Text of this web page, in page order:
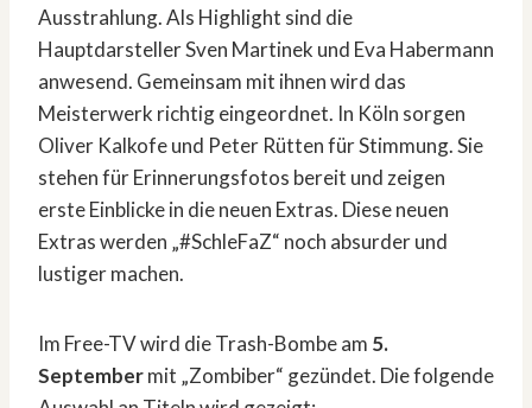
Ausstrahlung. Als Highlight sind die
Hauptdarsteller Sven Martinek und Eva Habermann
anwesend. Gemeinsam mit ihnen wird das
Meisterwerk richtig eingeordnet. In Köln sorgen
Oliver Kalkofe und Peter Rütten für Stimmung. Sie
stehen für Erinnerungsfotos bereit und zeigen
erste Einblicke in die neuen Extras. Diese neuen
Extras werden „#SchleFaZ“ noch absurder und
lustiger machen.
Im Free-TV wird die Trash-Bombe am 5.
Septembermit „Zombiber“ gezündet. Die folgende